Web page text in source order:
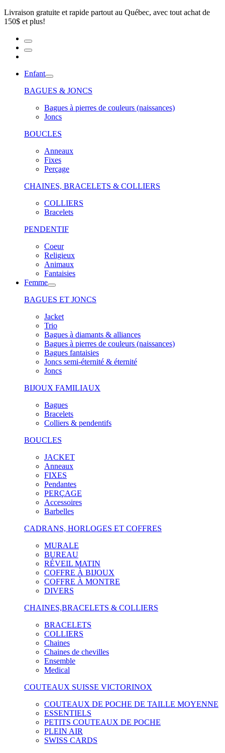
Livraison gratuite et rapide partout au Québec, avec tout achat de
150$ et plus!
Enfant
BAGUES & JONCS
Bagues à pierres de couleurs (naissances)
Joncs
BOUCLES
Anneaux
Fixes
Perçage
CHAINES, BRACELETS & COLLIERS
COLLIERS
Bracelets
PENDENTIF
Coeur
Religieux
Animaux
Fantaisies
Femme
BAGUES ET JONCS
Jacket
Trio
Bagues à diamants & alliances
Bagues à pierres de couleurs (naissances)
Bagues fantaisies
Joncs semi-éternité & éternité
Joncs
BIJOUX FAMILIAUX
Bagues
Bracelets
Colliers & pendentifs
BOUCLES
JACKET
Anneaux
FIXES
Pendantes
PERÇAGE
Accessoires
Barbelles
CADRANS, HORLOGES ET COFFRES
MURALE
BUREAU
RÉVEIL MATIN
COFFRE À BIJOUX
COFFRE À MONTRE
DIVERS
CHAINES,BRACELETS & COLLIERS
BRACELETS
COLLIERS
Chaines
Chaines de chevilles
Ensemble
Medical
COUTEAUX SUISSE VICTORINOX
COUTEAUX DE POCHE DE TAILLE MOYENNE
ESSENTIELS
PETITS COUTEAUX DE POCHE
PLEIN AIR
SWISS CARDS